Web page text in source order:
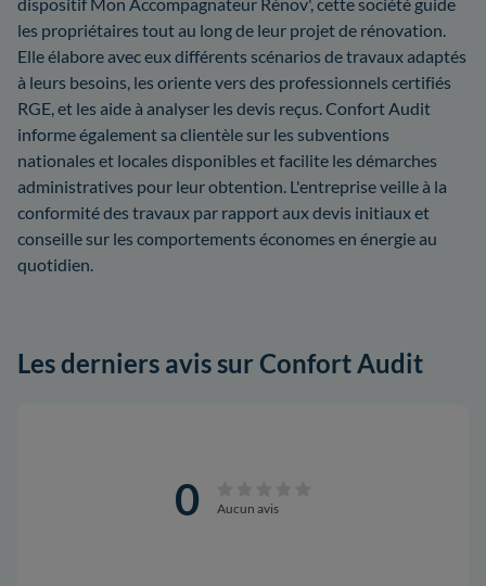
les propriétaires tout au long de leur projet de rénovation.
Elle élabore avec eux différents scénarios de travaux adaptés
à leurs besoins, les oriente vers des professionnels certifiés
RGE, et les aide à analyser les devis reçus. Confort Audit
informe également sa clientèle sur les subventions
nationales et locales disponibles et facilite les démarches
administratives pour leur obtention. L'entreprise veille à la
conformité des travaux par rapport aux devis initiaux et
conseille sur les comportements économes en énergie au
quotidien.
Les derniers avis sur Confort Audit
0 Aucun avis